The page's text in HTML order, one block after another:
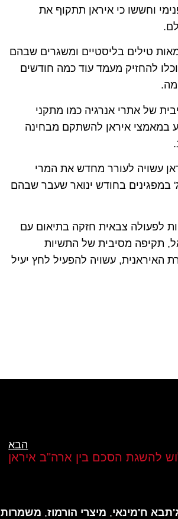
וחששו כי איראן תתקוף את
טילים בליסטיים ומשגרים שבהם
להחזיק מעמד עוד כמה חודשים
של אתרי אנרגיה כמו מתקני
במאמצי איראן להשתקם מבחינה
עשויה לעורר מחדש את המרי
בחודש ינואר שעבר שבהם
לפעולה צבאית חזקה בתיאום עם
המונדיאל, תקיפה מסיבית של התשיות
האיראנית, עשויה להפעיל לחץ יעיל
הבא
להשגת הסכם בין ארה"ב איראן
ח'מינאי, מיצרי הורמוז, משמרות